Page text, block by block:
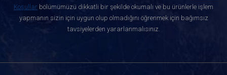
Koşullar bölümümüzü dikkatli bir şekilde okumalı ve bu ürünlerle işlem
yapmanın sizin için uygun olup olmadığını öğrenmek için bağımsız
tavsiyelerden yararlanmalısınız.